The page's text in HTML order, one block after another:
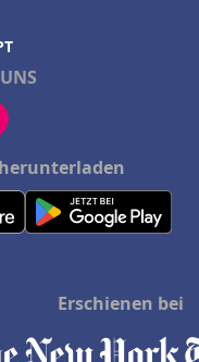
Erschienen bei